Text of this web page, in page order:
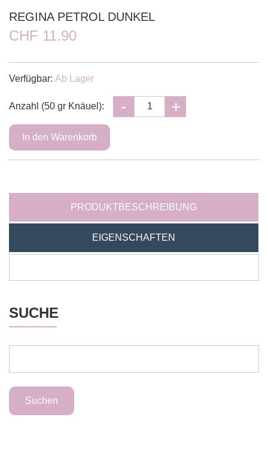
REGINA PETROL DUNKEL
CHF 11.90
Verfügbar: Ab Lager
Anzahl (50 gr Knäuel):
PRODUKTBESCHREIBUNG
EIGENSCHAFTEN
SUCHE